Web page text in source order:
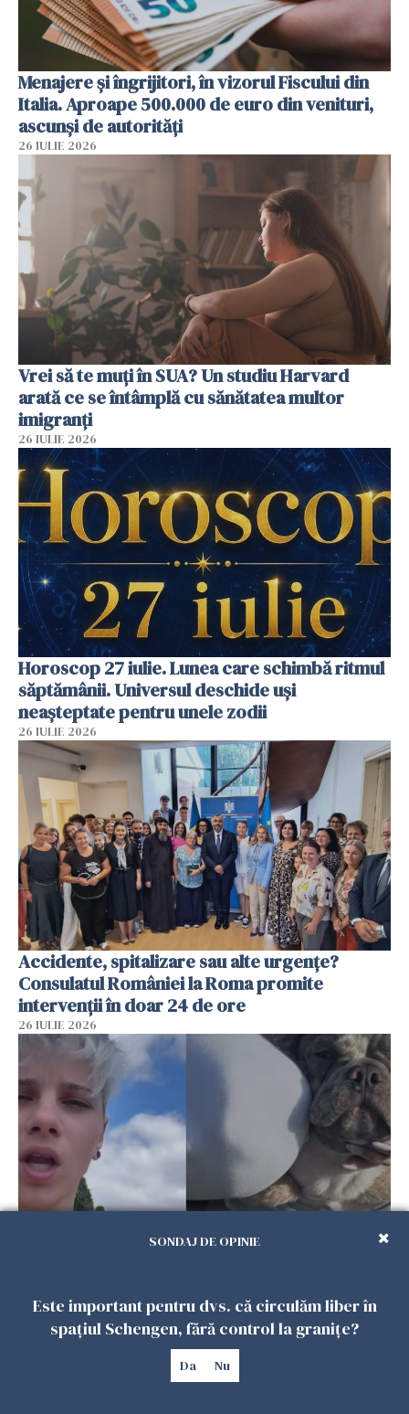
Menajere și îngrijitori, în vizorul Fiscului din
Italia. Aproape 500.000 de euro din venituri,
ascunși de autorități
26 IULIE 2026
Vrei să te muți în SUA? Un studiu Harvard
arată ce se întâmplă cu sănătatea multor
imigranți
26 IULIE 2026
Horoscop 27 iulie. Lunea care schimbă ritmul
săptămânii. Universul deschide uși
neașteptate pentru unele zodii
26 IULIE 2026
Accidente, spitalizare sau alte urgențe?
Consulatul României la Roma promite
intervenții în doar 24 de ore
26 IULIE 2026
Ce a pățit o româncă în timp ce își plimba
dezbateri aprinse
25 IULIE 2026
SONDAJ DE OPINIE
Este important pentru dvs. că circulăm liber în
spațiul Schengen, fără control la granițe?
Da Nu